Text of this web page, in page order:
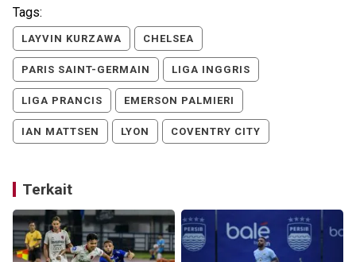
Tags:
LAYVIN KURZAWA CHELSEA
PARIS SAINT-GERMAIN LIGA INGGRIS
LIGA PRANCIS EMERSON PALMIERI
IAN MATTSEN LYON COVENTRY CITY
Terkait